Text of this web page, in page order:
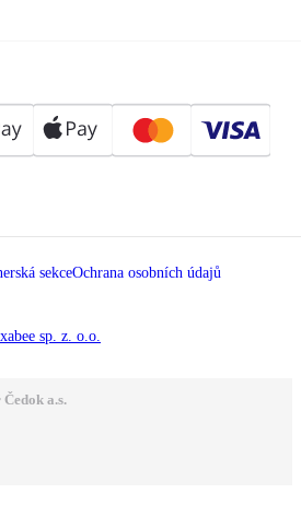
sekceOchrana osobních údajů
sp. z. o.o.
a.s.